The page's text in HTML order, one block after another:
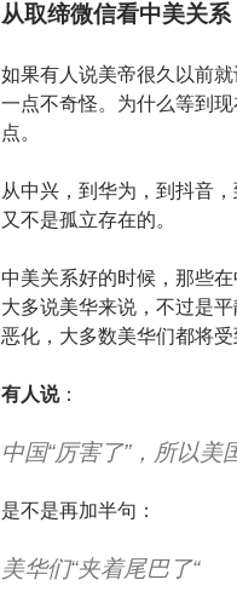
从取缔微信看中美关系
如果有人说美帝很久以前
一点不奇怪。为什么等到
点。
从中兴，到华为，到抖音
又不是孤立存在的。
中美关系好的时候，那些
大多说美华来说，不过是
恶化，大多数美华们都将受
有人说：
中国“厉害了”，所以美
是不是再加半句：
美华们“夹着尾巴了“